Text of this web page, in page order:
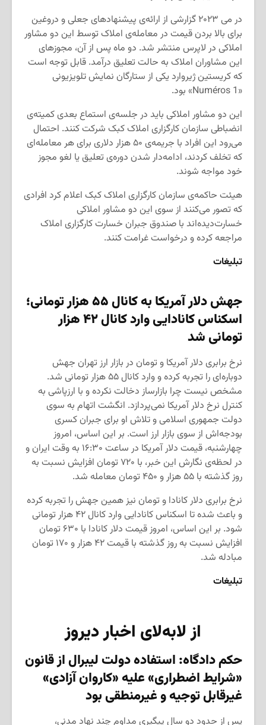
در می ۲۰۲۳ گزارشی از ارائه‌ی پیشنهادهای جعلی و دروغین
برای بالا بردن قیمت در معامله‌ی املاک توسط این دو مشاور
املاکی در لاپرس منتشر شد. دو ماه پس از آن، مجوزهای
این مشاوران املاک به حالت تعلیق درآمد. قابل توجه است
که کریستین ژیروارد یکی از ستارگان نمایش تلویزیونی
«Numéros 1» بود.
این دو مشاور املاکی باید در جلسه‌ی استماع بعدی کمیته‌ی
انضباطی سازمان کارگزاری املاک کبک شرکت کنند. احتمال
می‌رود این افراد با جریمه‌ی ۵۰ هزار دلاری برای هر معامله‌ای
که تخلف کردند، ادامه‌دار شدن دوره‌ی تعلیق یا لغو مجوز
خود مواجه شوند.
هیئت حاکمه‌ی سازمان کارگزاری املاک کبک اعلام کرد افرادی
که تصور می‌کنند از سوی این دو مشاور املاکی
خسارت‌دیده‌اند با صندوق جبران خسارت کارگزاری املاک
مراجعه کرده و درخواست غرامت کنند.
تبلیغات
جهش دلار آمریکا به کانال ۵۵ هزار تومانی؛
اسکناس کانادایی وارد کانال ۴۲ هزار
تومانی شد
نرخ برابری دلار آمریکا و تومان در بازار ارز تهران جهش
دوباره‌ای را تجربه کرده و وارد کانال ۵۵ هزار تومانی شد.
مشخص نیست چرا بازارساز دخالت نکرده و با ارزپاشی به
کنترل نرخ دلار آمریکا نمی‌پردازد. انگشت اتهام به سوی
دولت جمهوری اسلامی و تلاش او برای جبران کسری
بودجه‌اش از سوی بازار ارز است. بر این اساس، امروز
چهارشنبه، قیمت دلار آمریکا در ساعت ۱۶:۳۰ به وقت ایران و
در لحظه‌ی نگارش این خبر، با ۷۲۰ تومان افزایش نسبت به
روز گذشته با ۵۵ هزار و ۴۵۰ تومان معامله شد.
نرخ برابری دلار کانادا و تومان نیز همین جهش را تجربه کرده
و باعث شده تا اسکناس کانادایی وارد کانال ۴۲ هزار تومانی
شود. بر این اساس، امروز قیمت دلار کانادا با ۶۳۰ تومان
افزایش نسبت به روز گذشته با قیمت ۴۲ هزار و ۱۷۰ تومان
مبادله شد.
تبلیغات
از لابه‌لای اخبار دیروز
حکم دادگاه: استفاده‌ دولت لیبرال از قانون
«شرایط اضطراری» علیه «کاروان آزادی»
غیرقابل توجیه و غیرمنطقی بود
پس از حدود دو سال پیگیری مداوم چند نهاد مدنی،